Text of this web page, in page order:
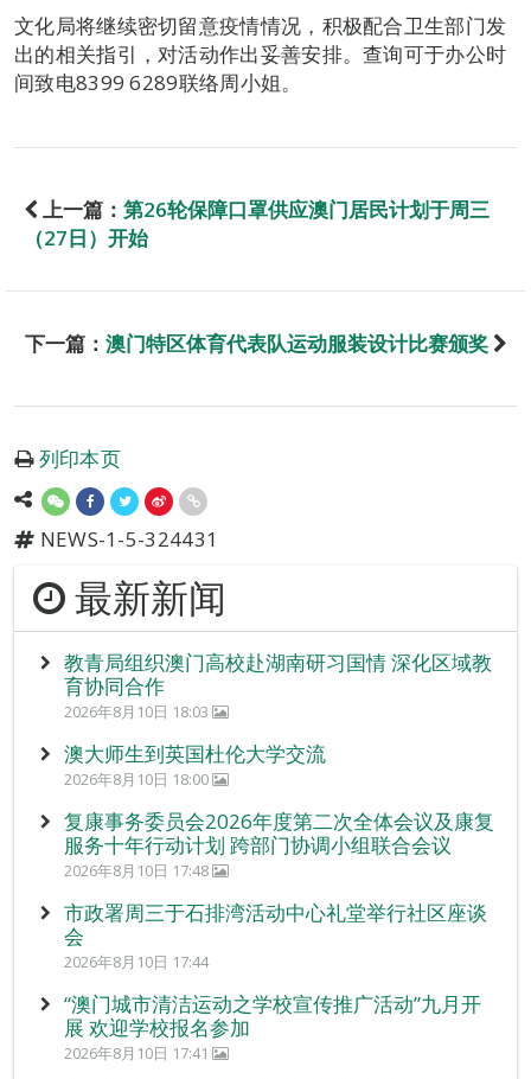
文化局将继续密切留意疫情情况，积极配合卫生部门发
出的相关指引，对活动作出妥善安排。查询可于办公时
间致电8399 6289联络周小姐。
上一篇： 第26轮保障口罩供应澳门居民计划于周三
（27日）开始
下一篇： 澳门特区体育代表队运动服装设计比赛颁奖
列印本页
NEWS-1-5-324431
最新新闻
教青局组织澳门高校赴湖南研习国情 深化区域教
育协同合作
2026年8月10日 18:03
澳大师生到英国杜伦大学交流
2026年8月10日 18:00
复康事务委员会2026年度第二次全体会议及康复
服务十年行动计划 跨部门协调小组联合会议
2026年8月10日 17:48
市政署周三于石排湾活动中心礼堂举行社区座谈
会
2026年8月10日 17:44
“澳门城市清洁运动之学校宣传推广活动”九月开
展 欢迎学校报名参加
2026年8月10日 17:41